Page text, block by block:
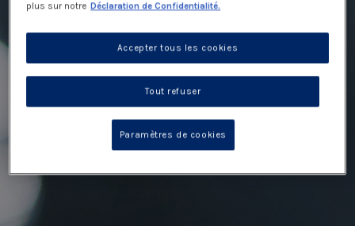
plus sur notre Déclaration de Confidentialité.
Tout refuser
Accepter tous les cookies
Paramètres de cookies